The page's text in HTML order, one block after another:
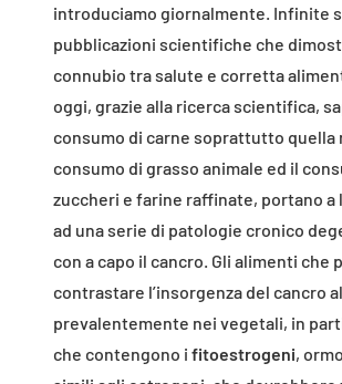
introduciamo giornalmente. Infinite
pubblicazioni scientifiche che
connubio tra salute e corretta
oggi, grazie alla ricerca scientifica,
consumo di carne soprattutto quella
consumo di grasso animale ed il
zuccheri e farine raffinate, portano a
ad una serie di patologie cronico
con a capo il cancro. Gli alimenti che
contrastare l’insorgenza del cancro
prevalentemente nei vegetali, in
che contengono i fitoestrogeni,